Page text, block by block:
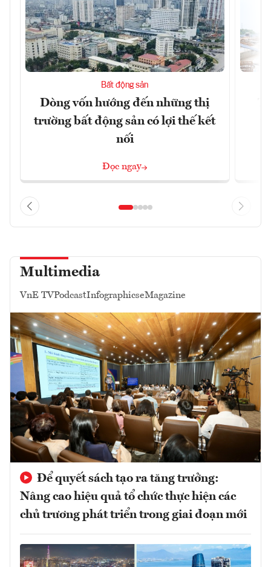
Bất động sản
Dòng vốn hướng đến những thị
trường bất động sản có lợi thế kết
nối
Đọc ngay
Multimedia
VnE TVPodcastInfographicseMagazine
Để quyết sách tạo ra tăng trưởng:
Nâng cao hiệu quả tổ chức thực hiện các
chủ trương phát triển trong giai đoạn mới